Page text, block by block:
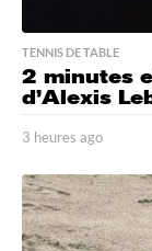
TENNIS DE TABLE
2 minutes
d’Alexis
3 heures ago
e
u
r
e